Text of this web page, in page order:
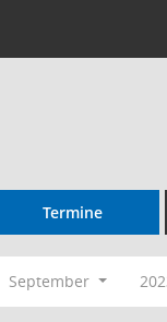
Termine
September